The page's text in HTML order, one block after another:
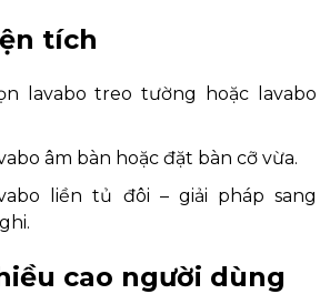
tích
lavabo treo tường hoặc lavabo
âm bàn hoặc đặt bàn cỡ vừa.
liền tủ đôi – giải pháp sang
cao người dùng